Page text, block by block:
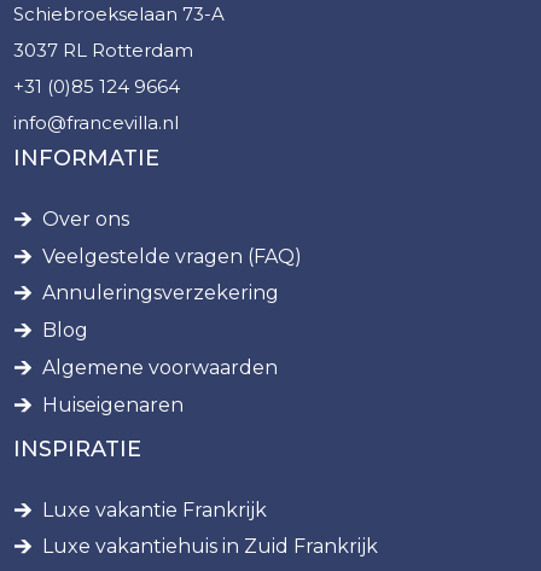
Schiebroekselaan 73-A
3037 RL Rotterdam
+31 (0)85 124 9664
info@francevilla.nl
INFORMATIE
Over ons
Veelgestelde vragen (FAQ)
Annuleringsverzekering
Blog
Algemene voorwaarden
Huiseigenaren
INSPIRATIE
Luxe vakantie Frankrijk
Luxe vakantiehuis in Zuid Frankrijk